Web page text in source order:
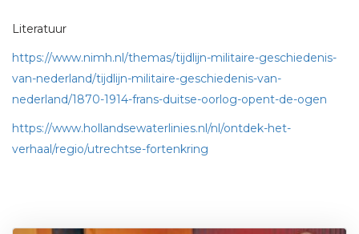
Literatuur
https://www.nimh.nl/themas/tijdlijn-militaire-geschiedenis-
van-nederland/tijdlijn-militaire-geschiedenis-van-
nederland/1870-1914-frans-duitse-oorlog-opent-de-ogen
https://www.hollandsewaterlinies.nl/nl/ontdek-het-
verhaal/regio/utrechtse-fortenkring